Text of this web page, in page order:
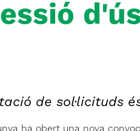
de sol·licituds